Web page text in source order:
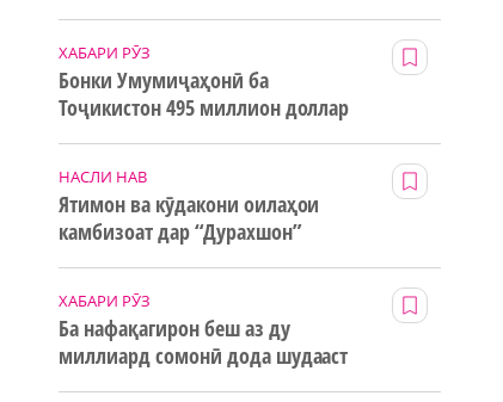
ХАБАРИ РӮЗ
Бонки Умумиҷаҳонӣ ба
Тоҷикистон 495 миллион доллар
НАСЛИ НАВ
Ятимон ва кӯдакони оилаҳои
камбизоат дар “Дурахшон”
ХАБАРИ РӮЗ
Ба нафақагирон беш аз ду
миллиард сомонӣ дода шудааст